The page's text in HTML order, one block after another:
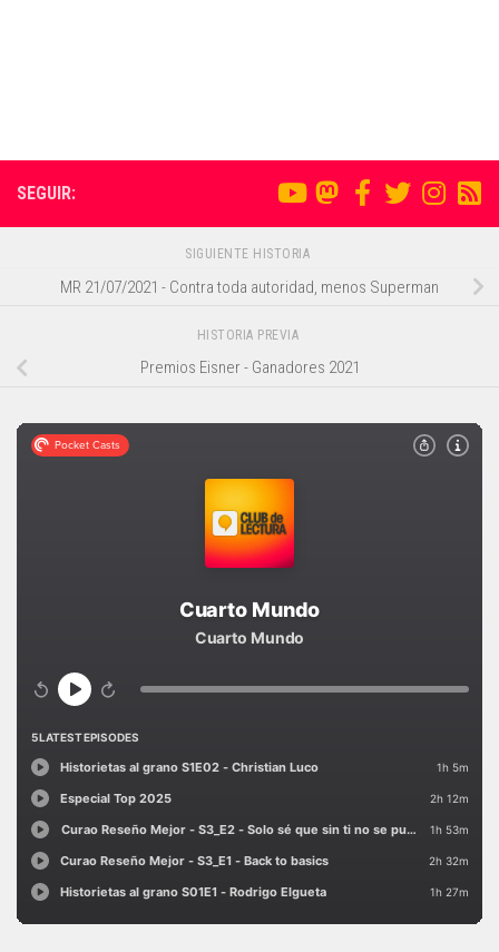
SEGUIR:
SIGUIENTE HISTORIA
MR 21/07/2021 - Contra toda autoridad, menos Superman
HISTORIA PREVIA
Premios Eisner - Ganadores 2021